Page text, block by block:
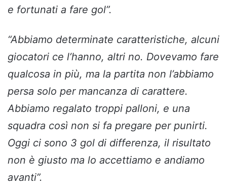
e fortunati a fare gol”.
“Abbiamo determinate caratteristiche, alcuni
giocatori ce l’hanno, altri no. Dovevamo fare
qualcosa in più, ma la partita non l’abbiamo
persa solo per mancanza di carattere.
Abbiamo regalato troppi palloni, e una
squadra così non si fa pregare per punirti.
Oggi ci sono 3 gol di differenza, il risultato
non è giusto ma lo accettiamo e andiamo
avanti”.